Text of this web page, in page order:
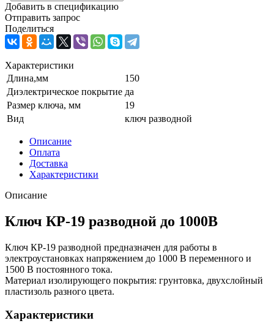
Добавить в спецификацию
Отправить запрос
Поделиться
Характеристики
Длина,мм
150
Диэлектрическое покрытие да
Размер ключа, мм
19
Вид
ключ разводной
Описание
Оплата
Доставка
Характеристики
Описание
Ключ КР-19 разводной до 1000В
Ключ КР-19 разводной предназначен для работы в
электроустановках напряжением до 1000 В переменного и
1500 В постоянного тока.
Материал изолирующего покрытия: грунтовка, двухслойный
пластизоль разного цвета.
Характеристики